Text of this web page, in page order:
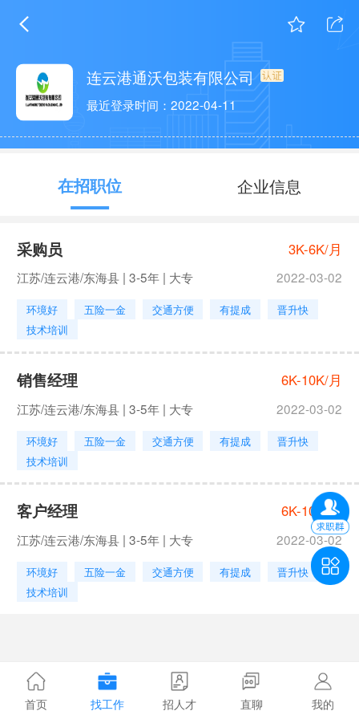
连云港通沃包装有限公司
最近登录时间：2022-04-11
在招职位 企业信息
采购员 3K-6K/月
江苏/连云港/东海县 | 3-5年 | 大专 2022-03-02
环境好 五险一金 交通方便 有提成
晋升快
技术培训
销售经理 6K-10K/月
江苏/连云港/东海县 | 3-5年 | 大专 2022-03-02
环境好 五险一金 交通方便 有提成
晋升快
技术培训
客户经理 6K-10K/月
江苏/连云港/东海县 | 3-5年 | 大专 2022-03-02
环境好 五险一金 交通方便 有提成
晋升快
技术培训
首页 找工作 招人才 直聊 我的